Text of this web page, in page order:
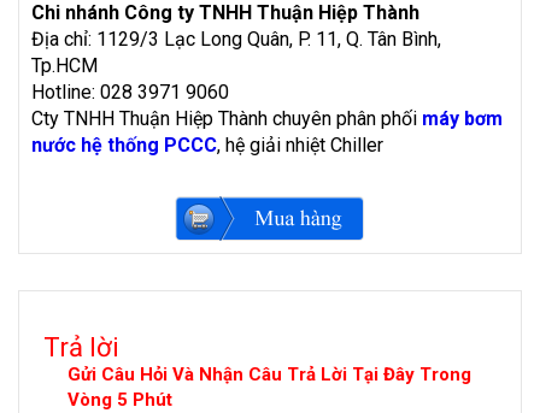
Chi nhánh Công ty TNHH Thuận Hiệp Thành
Địa chỉ: 1129/3 Lạc Long Quân, P. 11, Q. Tân Bình,
Tp.HCM
Hotline: 028 3971 9060
Cty TNHH Thuận Hiệp Thành chuyên phân phối máy bơm
nước hệ thống PCCC, hệ giải nhiệt Chiller
Trả lời
Gửi Câu Hỏi Và Nhận Câu Trả Lời Tại Đây Trong
Vòng 5 Phút